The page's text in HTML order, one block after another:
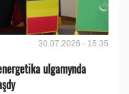
30.07.2026 - 15:35
ulgamynda